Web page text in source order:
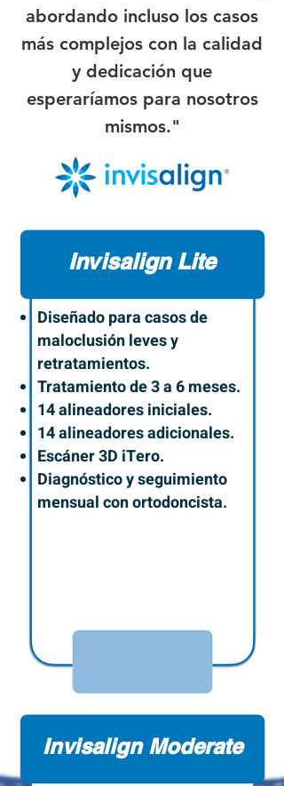
abordando incluso los casos
más complejos con la calidad
y dedicación que
esperaríamos para nosotros
mismos."
Diseñado para casos de
maloclusión leves y
retratamientos.
Tratamiento de 3 a 6 meses.
14 alineadores iniciales.
14 alineadores adicionales.
Escáner 3D iTero.
Diagnóstico y seguimiento
mensual con ortodoncista.
Invisalign Lite
Invisalign Moderate